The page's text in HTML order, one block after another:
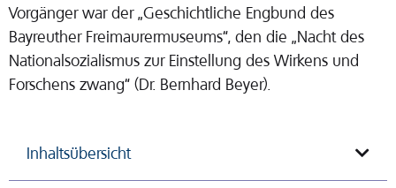
Vorgänger war der „Geschichtliche Engbund des
Bayreuther Freimaurermuseums“, den die „Nacht des
Nationalsozialismus zur Einstellung des Wirkens und
Forschens zwang“ (Dr. Bernhard Beyer).
Inhaltsübersicht